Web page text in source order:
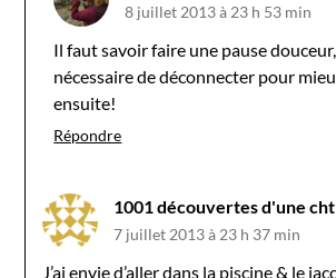
8 juillet 2013 à 23 h 53 min
Il faut savoir faire une pause douceur,
nécessaire de déconnecter pour
ensuite!
Répondre
1001 découvertes d'une
7 juillet 2013 à 23 h 37 min
J’ai envie d’aller dans la piscine & le